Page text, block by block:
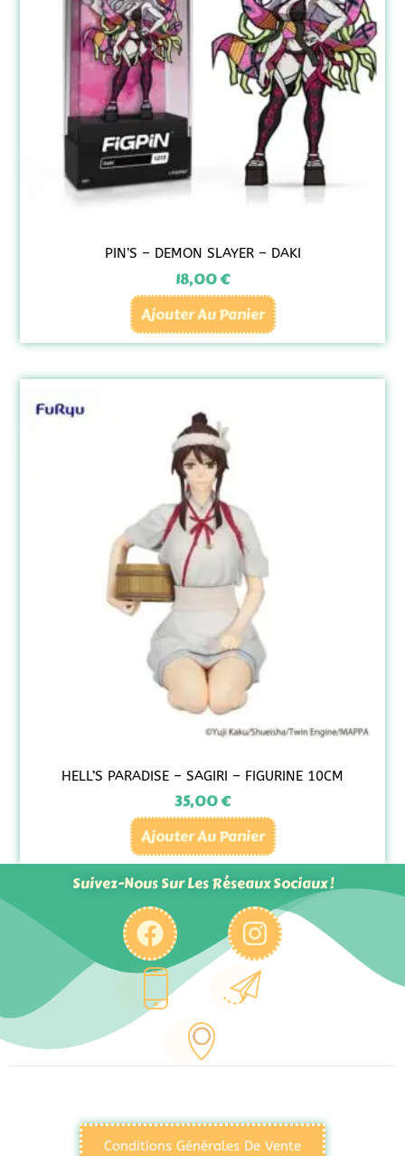
PIN’S – DEMON SLAYER – DAKI
18,00€
Ajouter Au Panier
HELL’S PARADISE – SAGIRI – FIGURINE 10CM
35,00€
Ajouter Au Panier
Suivez-Nous Sur Les Réseaux Sociaux !
Conditions Générales De Vente